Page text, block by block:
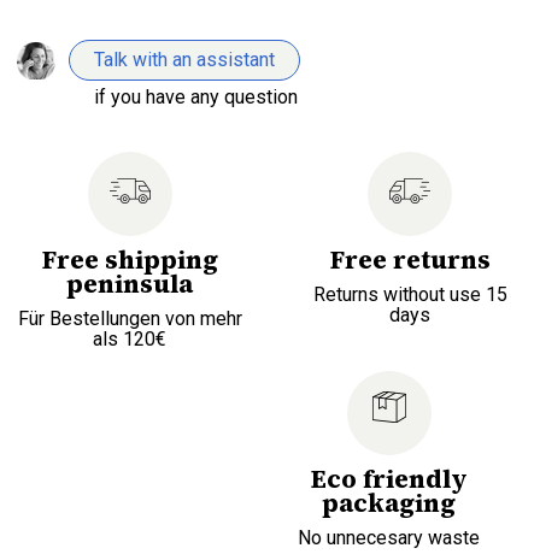
Talk with an assistant
if you have any question
Free shipping
peninsula
Für Bestellungen von mehr
als 120€
Free returns
Returns without use 15
days
Eco friendly
packaging
No unnecesary waste